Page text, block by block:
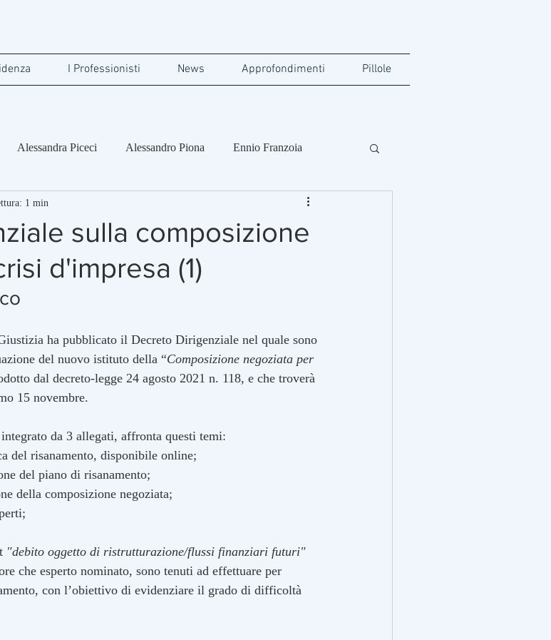
I Professionisti News Approfondimenti Pillole
Alessandra Piceci Alessandro Piona Ennio Franzoia
Cappa
sulla composizione
d'impresa (1)
1 min
ha pubblicato il Decreto Dirigenziale nel quale sono
del nuovo istituto della “Composizione negoziata per
dal decreto-legge 24 agosto 2021 n. 118, e che troverà
15 novembre.
da 3 allegati, affronta questi temi:
del risanamento, disponibile online;
del piano di risanamento;
della composizione negoziata;
"debito oggetto di ristrutturazione/flussi finanziari futuri"
che esperto nominato, sono tenuti ad effettuare per
con l’obiettivo di evidenziare il grado di difficoltà